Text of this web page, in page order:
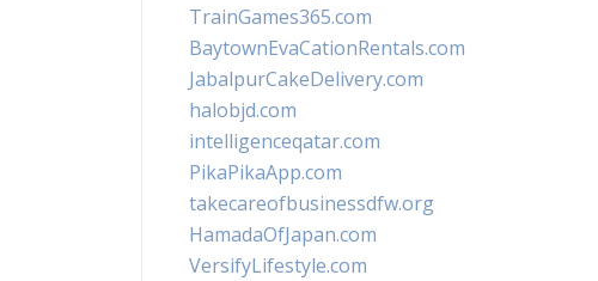
TrainGames365.com
BaytownEvaCationRentals.com
JabalpurCakeDelivery.com
halobjd.com
intelligenceqatar.com
PikaPikaApp.com
takecareofbusinessdfw.org
HamadaOfJapan.com
VersifyLifestyle.com